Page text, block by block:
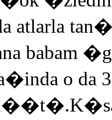
atlarla
babam
o da